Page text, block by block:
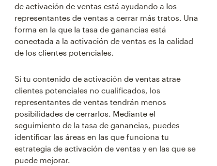
de activación de ventas está ayudando a los
representantes de ventas a cerrar más tratos. Una
forma en la que la tasa de ganancias está
conectada a la activación de ventas es la calidad
de los clientes potenciales.
Si tu contenido de activación de ventas atrae
clientes potenciales no cualificados, los
representantes de ventas tendrán menos
posibilidades de cerrarlos. Mediante el
seguimiento de la tasa de ganancias, puedes
identificar las áreas en las que funciona tu
estrategia de activación de ventas y en las que se
puede mejorar.